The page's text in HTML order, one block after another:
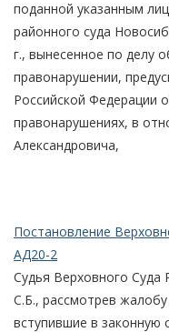
поданной указанным
районного суда
г., вынесенное по делу
правонарушении,
Российской Федерации
правонарушениях, в
Александровича,
Постановление
АД20-2
Судья Верховного Суда
С.Б., рассмотрев
вступившие в законную